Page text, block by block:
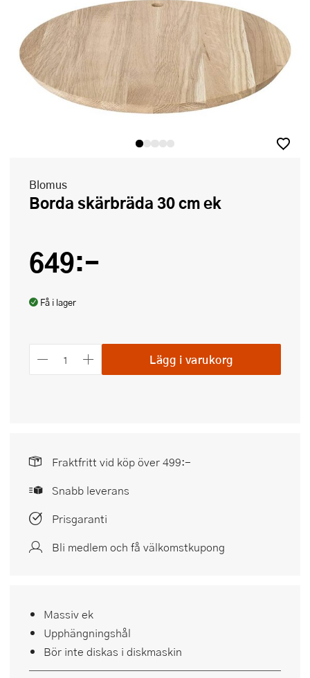
Blomus
Borda skärbräda 30 cm ek
649:-
Få i lager
Lägg i varukorg
Fraktfritt vid köp över 499:-
Snabb leverans
Prisgaranti
Bli medlem och få välkomstkupong
Massiv ek
Upphängningshål
Bör inte diskas i diskmaskin